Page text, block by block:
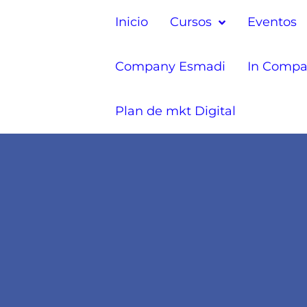
Inicio Cursos Eventos
Company Esmadi In
Plan de mkt Digital